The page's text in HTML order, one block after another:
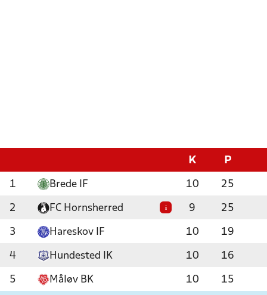
K P
1 Brede IF 10 25
2 FC Hornsherred i 9 25
3 Hareskov IF 10 19
4 Hundested IK 10 16
5 Måløv BK 10 15